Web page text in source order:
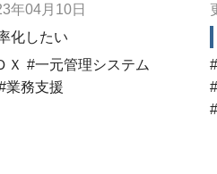
年04月10日
化したい
Ｘ
一元管理システム
業務支援